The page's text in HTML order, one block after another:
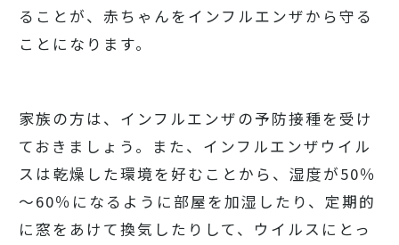
ることが、赤ちゃんをインフルエンザから守る
ことになります。
家族の方は、インフルエンザの予防接種を受け
ておきましょう。また、インフルエンザウイル
スは乾燥した環境を好むことから、湿度が50％
～60％になるように部屋を加湿したり、定期的
に窓をあけて換気したりして、ウイルスにとっ